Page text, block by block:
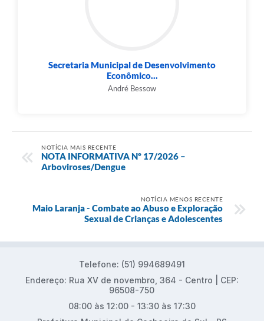
Secretaria Municipal de Desenvolvimento
Econômico...
André Bessow
NOTÍCIA MAIS RECENTE
NOTA INFORMATIVA Nº 17/2026 –
Arboviroses/Dengue
NOTÍCIA MENOS RECENTE
Maio Laranja - Combate ao Abuso e Exploração
Sexual de Crianças e Adolescentes
Telefone: (51) 994689491
Endereço: Rua XV de novembro, 364 - Centro | CEP:
96508-750
08:00 às 12:00 - 13:30 às 17:30